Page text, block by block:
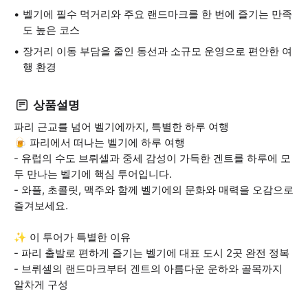
벨기에 필수 먹거리와 주요 랜드마크를 한 번에 즐기는 만족
도 높은 코스
장거리 이동 부담을 줄인 동선과 소규모 운영으로 편안한 여
행 환경
상품설명
파리 근교를 넘어 벨기에까지, 특별한 하루 여행
🍺 파리에서 떠나는 벨기에 하루 여행
- 유럽의 수도 브뤼셀과 중세 감성이 가득한 겐트를 하루에 모
두 만나는 벨기에 핵심 투어입니다.
- 와플, 초콜릿, 맥주와 함께 벨기에의 문화와 매력을 오감으로
즐겨보세요.
✨ 이 투어가 특별한 이유
- 파리 출발로 편하게 즐기는 벨기에 대표 도시 2곳 완전 정복
- 브뤼셀의 랜드마크부터 겐트의 아름다운 운하와 골목까지
알차게 구성